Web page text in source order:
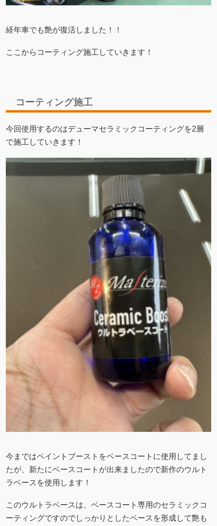
経年車でも艶が復活しました！！
ここからコーティング施工していきます！
コーティング施工
今回使用するのはデューマセラミックコーティングを2層
で施工していきます！
今まではペイントブーストをベースコートに使用してまし
たが、新たにベースコートが出来ましたので新作のウルト
ラベースを使用します！
このウルトラベースは、ベースコート専用のセラミックコ
ーティングですのでしっかりとしたベースを形成して艶も